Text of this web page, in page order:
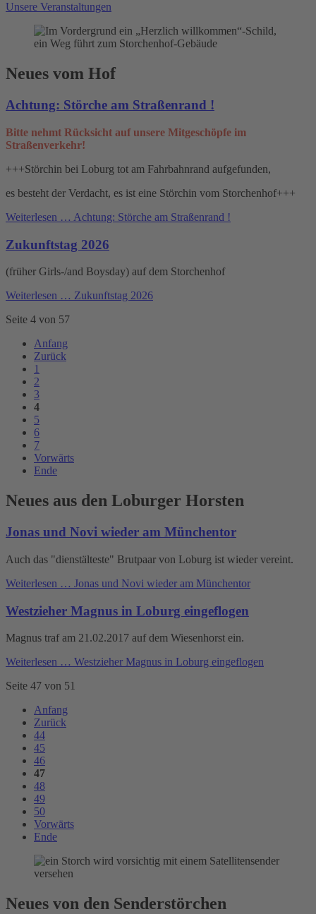
Unsere Veranstaltungen
Neues vom Hof
Achtung: Störche am Straßenrand !
Bitte nehmt Rücksicht auf unsere Mitgeschöpfe im
Straßenverkehr!
+++Störchin bei Loburg tot am Fahrbahnrand aufgefunden,
es besteht der Verdacht, es ist eine Störchin vom Storchenhof+++
Weiterlesen … Achtung: Störche am Straßenrand !
Zukunftstag 2026
(früher Girls-/and Boysday) auf dem Storchenhof
Weiterlesen … Zukunftstag 2026
Seite 4 von 57
Anfang
Zurück
1
2
3
4
5
6
7
Vorwärts
Ende
Neues aus den Loburger Horsten
Jonas und Novi wieder am Münchentor
Auch das "dienstälteste" Brutpaar von Loburg ist wieder vereint.
Weiterlesen … Jonas und Novi wieder am Münchentor
Westzieher Magnus in Loburg eingeflogen
Magnus traf am 21.02.2017 auf dem Wiesenhorst ein.
Weiterlesen … Westzieher Magnus in Loburg eingeflogen
Seite 47 von 51
Anfang
Zurück
44
45
46
47
48
49
50
Vorwärts
Ende
Neues von den Senderstörchen